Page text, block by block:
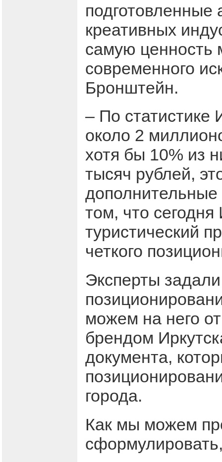
креативных
самую ценность
современного
Бронштейн.
– По статистике
около 2
хотя бы 10% из
тысяч рублей,
том, что
туристический
четкого
Эксперты
можем на него
брендом
документа,
города.
Как мы можем